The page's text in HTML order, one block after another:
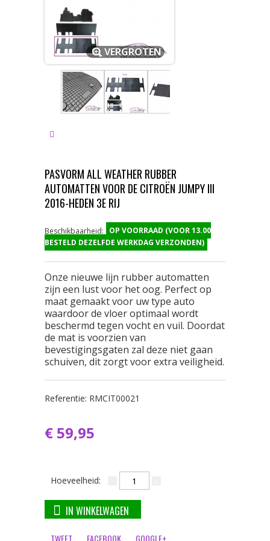
VERGROTEN
PASVORM ALL WEATHER RUBBER
AUTOMATTEN VOOR DE CITROËN JUMPY III
2016-HEDEN 3E RIJ
Beschikbaarheid:
OP VOORRAAD (VOOR 13.00
BESTELD DEZELFDE WERKDAG VERZONDEN)
Onze nieuwe lijn rubber automatten
zijn een lust voor het oog. Perfect op
maat gemaakt voor uw type auto
waardoor de vloer optimaal wordt
beschermd tegen vocht en vuil. Doordat
de mat is voorzien van
bevestigingsgaten zal deze niet gaan
schuiven, dit zorgt voor extra veiligheid.
Referentie: RMCIT00021
€ 59,95
Hoeveelheid:
IN WINKELWAGEN
TWEET FACEBOOK GOOGLE+